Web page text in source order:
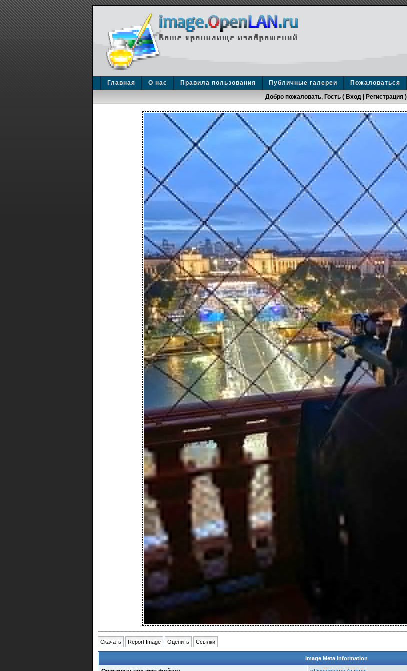
Главная О нас Правила пользования Публичные галереи Пожаловаться
Добро пожаловать, Гость ( Вход| Регистрация)
Скачать Report Image Оценить Ссылки
Image Meta Information